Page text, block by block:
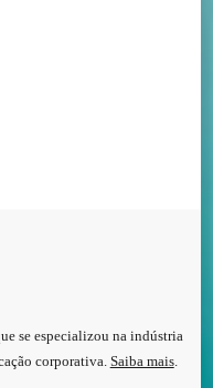
se especializou na indústria
corporativa. Saiba mais.